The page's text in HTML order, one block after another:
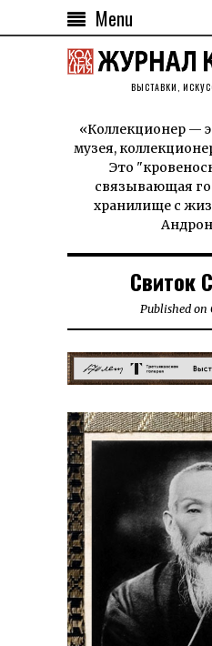
Menu
ВЫСТАВКИ,
«Коллекционер —
музея,
Это
связывающая
хранилище с
Свиток
Published on